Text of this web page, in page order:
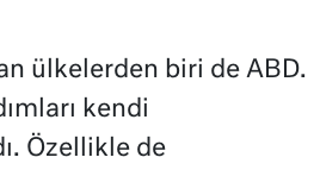
ülkelerden biri de ABD.
kendi
Özellikle de